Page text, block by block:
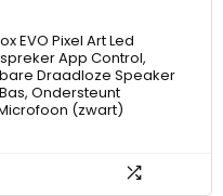
EVO Pixel Art Led
App Control,
Draadloze Speaker
Ondersteunt
(zwart)